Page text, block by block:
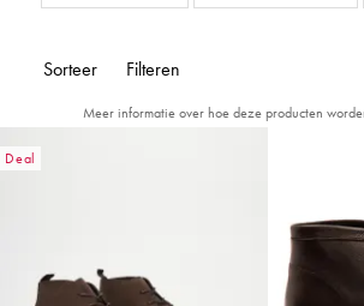
Sorteer Filteren
Meer informatie over hoe deze producten
Deal